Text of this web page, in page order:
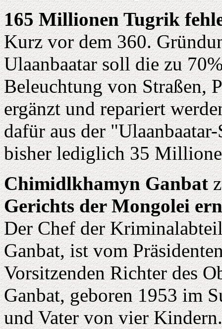
165 Millionen Tugrik
Kurz vor dem 360.
Ulaanbaatar soll die zu
Beleuchtung von Straßen,
ergänzt und repariert
dafür aus der
bisher lediglich 35
Chimidlkhamyn Ganbat
Gerichts der Mongolei
Der Chef der
Ganbat, ist vom
Vorsitzenden Richter des
Ganbat, geboren 1953 im
und Vater von vier Kindern.